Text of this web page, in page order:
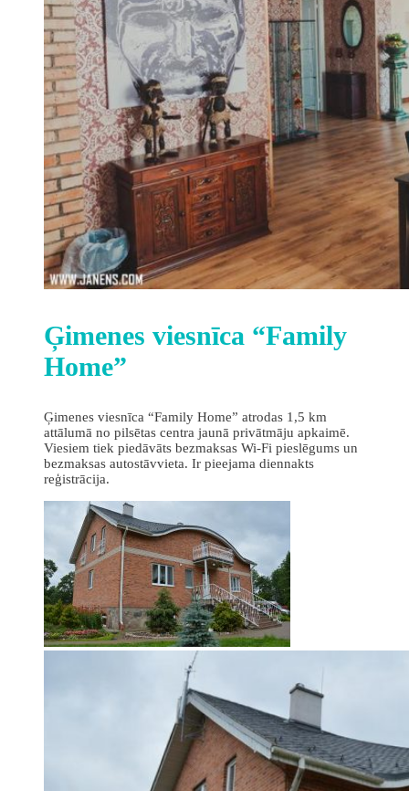
Ģimenes viesnīca “Family
Home”
Ģimenes viesnīca “Family Home” atrodas 1,5 km
attālumā no pilsētas centra jaunā privātmāju apkaimē.
Viesiem tiek piedāvāts bezmaksas Wi-Fi pieslēgums un
bezmaksas autostāvvieta. Ir pieejama diennakts
reģistrācija.